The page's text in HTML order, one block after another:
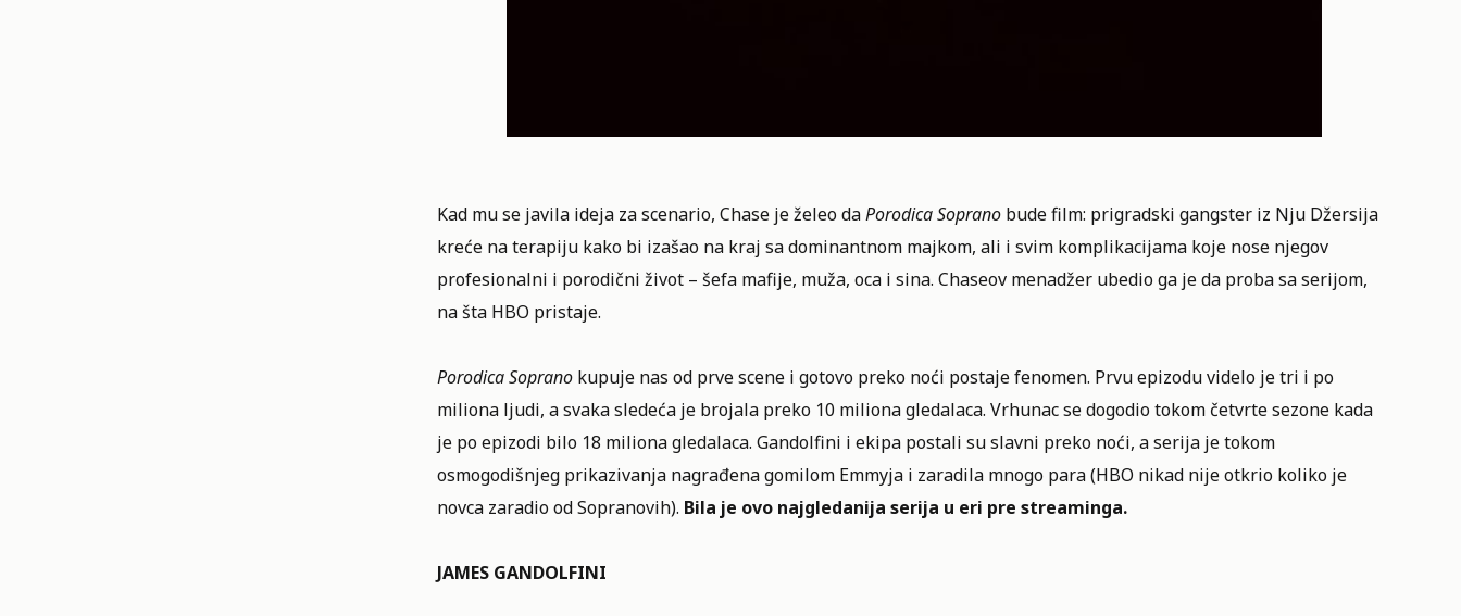
Kad mu se javila ideja za scenario, Chase je želeo daPorodica Soprano bude film: prigradski gangster iz Nju Džersija
kreće na terapiju kako bi izašao na kraj sa dominantnom majkom, ali i svim komplikacijama koje nose njegov
profesionalni i porodični život – šefa mafije, muža, oca i sina. Chaseov menadžer ubedio ga je da proba sa serijom,
na šta HBO pristaje.
Porodica Sopranokupuje nas od prve scene i gotovo preko noći postaje fenomen. Prvu epizodu videlo je tri i po
miliona ljudi, a svaka sledeća je brojala preko 10 miliona gledalaca. Vrhunac se dogodio tokom četvrte sezone kada
je po epizodi bilo 18 miliona gledalaca. Gandolfini i ekipa postali su slavni preko noći, a serija je tokom
osmogodišnjeg prikazivanja nagrađena gomilom Emmyja i zaradila mnogo para (HBO nikad nije otkrio koliko je
novca zaradio od Sopranovih). Bila je ovo najgledanija serija u eri pre streaminga.
JAMES GANDOLFINI